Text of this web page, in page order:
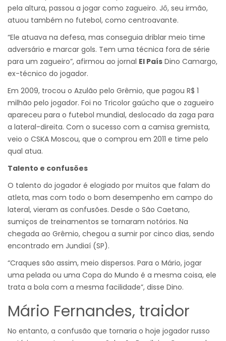
pela altura, passou a jogar como zagueiro. Jô, seu irmão,
atuou também no futebol, como centroavante.
“Ele atuava na defesa, mas conseguia driblar meio time
adversário e marcar gols. Tem uma técnica fora de série
para um zagueiro”, afirmou ao jornal El País Dino Camargo,
ex-técnico do jogador.
Em 2009, trocou o Azulão pelo Grêmio, que pagou R$ 1
milhão pelo jogador. Foi no Tricolor gaúcho que o zagueiro
apareceu para o futebol mundial, deslocado da zaga para
a lateral-direita. Com o sucesso com a camisa gremista,
veio o CSKA Moscou, que o comprou em 2011 e time pelo
qual atua.
Talento e confusões
O talento do jogador é elogiado por muitos que falam do
atleta, mas com todo o bom desempenho em campo do
lateral, vieram as confusões. Desde o São Caetano,
sumiços de treinamentos se tornaram notórios. Na
chegada ao Grêmio, chegou a sumir por cinco dias, sendo
encontrado em Jundiaí (SP).
“Craques são assim, meio dispersos. Para o Mário, jogar
uma pelada ou uma Copa do Mundo é a mesma coisa, ele
trata a bola com a mesma facilidade”, disse Dino.
Mário Fernandes, traidor
No entanto, a confusão que tornaria o hoje jogador russo